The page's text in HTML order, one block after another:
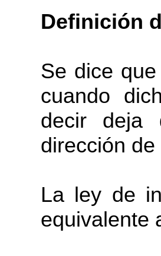
Definición
Se dice
cuando
decir deja
dirección
La ley de
equivalente